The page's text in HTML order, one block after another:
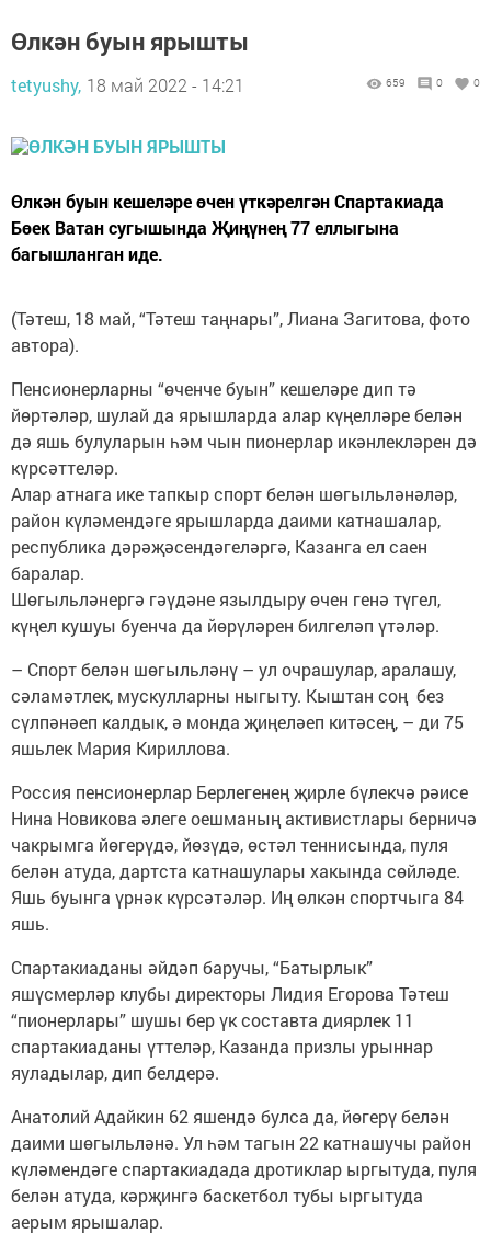
Өлкән буын ярышты
tetyushy, 18 май 2022 - 14:21 659 0 0
Өлкән буын кешеләре өчен үткәрелгән Спартакиада
Бөек Ватан сугышында Җиңүнең 77 еллыгына
багышланган иде.
(Тәтеш, 18 май, “Тәтеш таңнары”, Лиана Загитова, фото
автора).
Пенсионерларны “өченче буын” кешеләре дип тә
йөртәләр, шулай да ярышларда алар күңелләре белән
дә яшь булуларын һәм чын пионерлар икәнлекләрен дә
күрсәттеләр.
Алар атнага ике тапкыр спорт белән шөгыльләнәләр,
район күләмендәге ярышларда даими катнашалар,
респуб­лика дәрәҗәсендәгеләргә, Казанга ел саен
баралар.
Шөгыльләнергә гәүдәне язылдыру өчен генә түгел,
күңел кушуы буенча да йөрүләрен билгеләп үтәләр.
– Спорт белән шөгыльләнү – ул очрашулар, аралашу,
сәламәтлек, мус­кулларны ныгыту. Кыштан соң без
сүлпәнәеп калдык, ә монда җиңеләеп китәсең, – ди 75
яшьлек Мария ­Кириллова.
Россия пенсионерлар Берлегенең җирле бүлекчә рәисе
Нина Новикова әлеге оешманың активистлары берничә
чакрымга йөгерүдә, йөзүдә, өстәл теннисында, пуля
белән атуда, дартста катнашулары хакында сөйләде.
Яшь буынга үрнәк күрсәтәләр. Иң өлкән спортчыга 84
яшь.
Спартакиаданы әйдәп баручы, “Батырлык”
яшүсмерләр клубы директоры Лидия Егорова Тәтеш
“пионерлары” шушы бер үк составта диярлек 11
спартакиаданы үттеләр, Казанда призлы урыннар
яуладылар, дип белдерә.
Анатолий Адайкин 62 яшендә булса да, йөгерү белән
даими шөгыльләнә. Ул һәм тагын 22 катнашучы район
күләмендәге спартакиадада дротиклар ыргытуда, пуля
белән атуда, кәрҗингә баскетбол тубы ыргытуда
аерым ярышалар.